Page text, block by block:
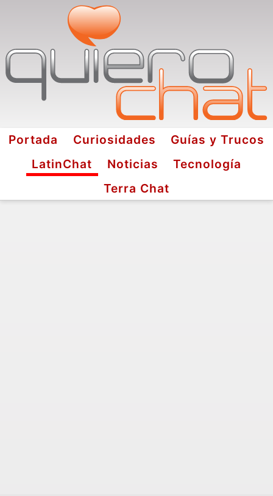
Portada Curiosidades
Guías y Trucos
LatinChat
Noticias
Tecnología
Terra Chat